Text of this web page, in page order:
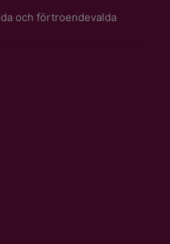
och förtroendevalda